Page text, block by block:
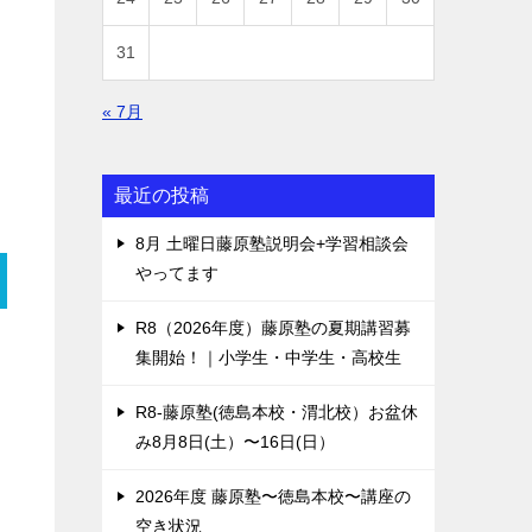
31
« 7月
最近の投稿
8月 土曜日藤原塾説明会+学習相談会
やってます
R8（2026年度）藤原塾の夏期講習募
集開始！｜小学生・中学生・高校生
R8-藤原塾(徳島本校・渭北校）お盆休
み8月8日(土）〜16日(日）
2026年度 藤原塾〜徳島本校〜講座の
空き状況